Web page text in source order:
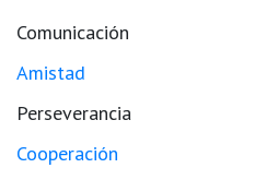
Comunicación
Amistad
Perseverancia
Cooperación